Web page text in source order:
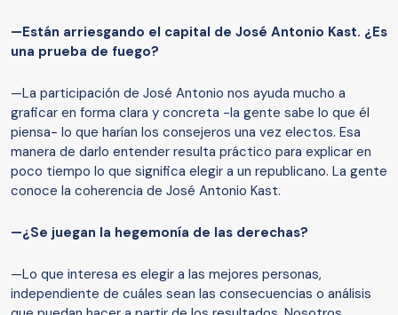
—Están arriesgando el capital de José Antonio Kast. ¿Es
una prueba de fuego?
—La participación de José Antonio nos ayuda mucho a
graficar en forma clara y concreta -la gente sabe lo que él
piensa- lo que harían los consejeros una vez electos. Esa
manera de darlo entender resulta práctico para explicar en
poco tiempo lo que significa elegir a un republicano. La gente
conoce la coherencia de José Antonio Kast.
—¿Se juegan la hegemonía de las derechas?
—Lo que interesa es elegir a las mejores personas,
independiente de cuáles sean las consecuencias o análisis